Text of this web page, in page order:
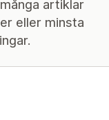
artiklar
eller minsta